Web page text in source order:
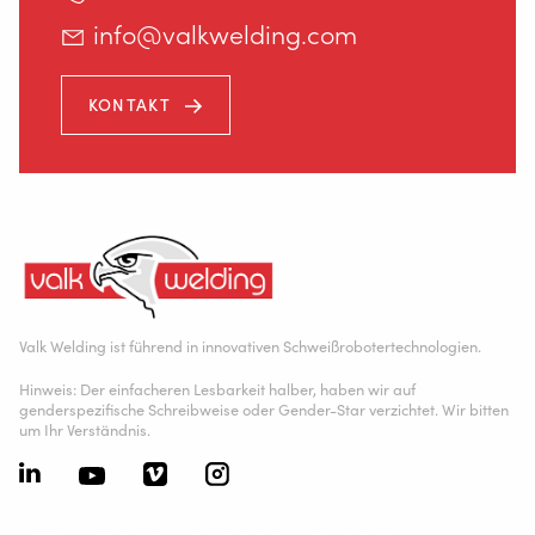
info@valkwelding.com
KONTAKT
Valk Welding ist führend in innovativen Schweißrobotertechnologien.
Hinweis: Der einfacheren Lesbarkeit halber, haben wir auf
genderspezifische Schreibweise oder Gender-Star verzichtet. Wir bitten
um Ihr Verständnis.